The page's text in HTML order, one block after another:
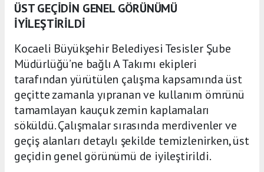
ÜST GEÇİDİN GENEL GÖRÜNÜMÜ
İYİLEŞTİRİLDİ
Kocaeli Büyükşehir Belediyesi Tesisler Şube
Müdürlüğü’ne bağlı A Takımı ekipleri
tarafından yürütülen çalışma kapsamında üst
geçitte zamanla yıpranan ve kullanım ömrünü
tamamlayan kauçuk zemin kaplamaları
söküldü. Çalışmalar sırasında merdivenler ve
geçiş alanları detaylı şekilde temizlenirken, üst
geçidin genel görünümü de iyileştirildi.